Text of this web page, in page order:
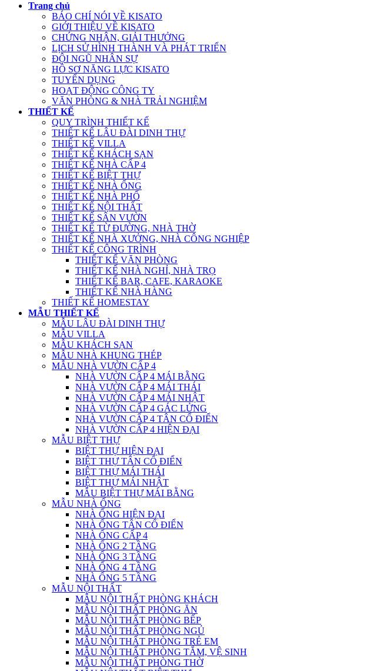
Trang chủ
BÁO CHÍ NÓI VỀ KISATO
GIỚI THIỆU VỀ KISATO
CHỨNG NHẬN, GIẢI THƯỞNG
LỊCH SỬ HÌNH THÀNH VÀ PHÁT TRIỂN
ĐỘI NGŨ NHÂN SỰ
HỒ SƠ NĂNG LỰC KISATO
TUYỂN DỤNG
HOẠT ĐỘNG CÔNG TY
VĂN PHÒNG & NHÀ TRẢI NGHIỆM
THIẾT KẾ
QUY TRÌNH THIẾT KẾ
THIẾT KẾ LÂU ĐÀI DINH THỰ
THIẾT KẾ VILLA
THIẾT KẾ KHÁCH SẠN
THIẾT KẾ NHÀ CẤP 4
THIẾT KẾ BIỆT THỰ
THIẾT KẾ NHÀ ỐNG
THIẾT KẾ NHÀ PHỐ
THIẾT KẾ NỘI THẤT
THIẾT KẾ SÂN VƯỜN
THIẾT KẾ TỪ ĐƯỜNG, NHÀ THỜ
THIẾT KẾ NHÀ XƯỞNG, NHÀ CÔNG NGHIỆP
THIẾT KẾ CÔNG TRÌNH
THIẾT KẾ VĂN PHÒNG
THIẾT KẾ NHÀ NGHỈ, NHÀ TRỌ
THIẾT KẾ BAR, CAFE, KARAOKE
THIẾT KẾ NHÀ HÀNG
THIẾT KẾ HOMESTAY
MẪU THIẾT KẾ
MẪU LÂU ĐÀI DINH THỰ
MẪU VILLA
MẪU KHÁCH SẠN
MẪU NHÀ KHUNG THÉP
MẪU NHÀ VƯỜN CẤP 4
NHÀ VƯỜN CẤP 4 MÁI BẰNG
NHÀ VƯỜN CẤP 4 MÁI THÁI
NHÀ VƯỜN CẤP 4 MÁI NHẬT
NHÀ VƯỜN CẤP 4 GÁC LỬNG
NHÀ VƯỜN CẤP 4 TÂN CỔ ĐIỂN
NHÀ VƯỜN CẤP 4 HIỆN ĐẠI
MẪU BIỆT THỰ
BIỆT THỰ HIỆN ĐẠI
BIỆT THỰ TÂN CỔ ĐIỂN
BIỆT THỰ MÁI THÁI
BIỆT THỰ MÁI NHẬT
MẪU BIỆT THỰ MÁI BẰNG
MẪU NHÀ ỐNG
NHÀ ỐNG HIỆN ĐẠI
NHÀ ỐNG TÂN CỔ ĐIỂN
NHÀ ỐNG CẤP 4
NHÀ ỐNG 2 TẦNG
NHÀ ỐNG 3 TẦNG
NHÀ ỐNG 4 TẦNG
NHÀ ỐNG 5 TẦNG
MẪU NỘI THẤT
MẪU NỘI THẤT PHÒNG KHÁCH
MẪU NỘI THẤT PHÒNG ĂN
MẪU NỘI THẤT PHÒNG BẾP
MẪU NỘI THẤT PHÒNG NGỦ
MẪU NỘI THẤT PHÒNG TRẺ EM
MẪU NỘI THẤT PHÒNG TẮM, VỆ SINH
MẪU NỘI THẤT PHÒNG THỜ